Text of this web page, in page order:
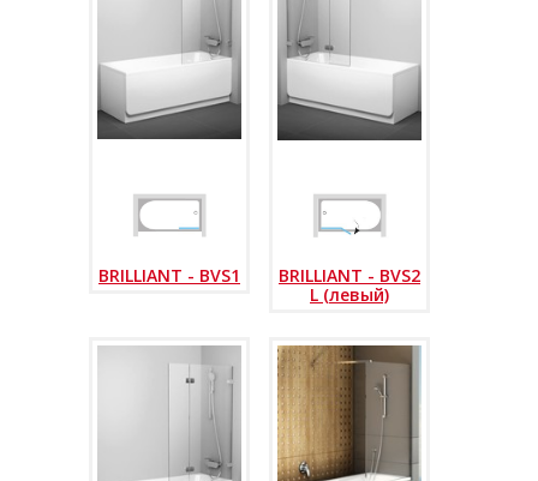
BRILLIANT - BVS1
BRILLIANT - BVS2
L (левый)